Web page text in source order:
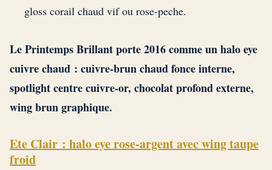
gloss corail chaud vif ou rose-peche.
Le Printemps Brillant porte 2016 comme un halo eye
cuivre chaud : cuivre-brun chaud fonce interne,
spotlight centre cuivre-or, chocolat profond externe,
wing brun graphique.
Ete Clair : halo eye rose-argent avec wing taupe
froid